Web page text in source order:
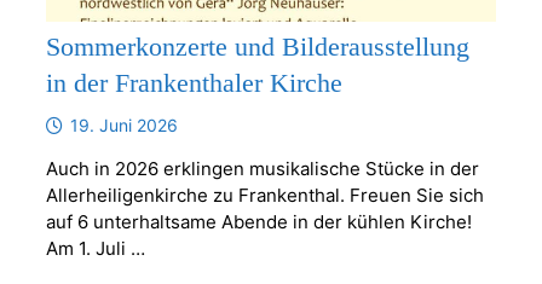
Sommerkonzerte und Bilderausstellung
in der Frankenthaler Kirche
19. Juni 2026
Auch in 2026 erklingen musikalische Stücke in der
Allerheiligenkirche zu Frankenthal. Freuen Sie sich
auf 6 unterhaltsame Abende in der kühlen Kirche!
Am 1. Juli …